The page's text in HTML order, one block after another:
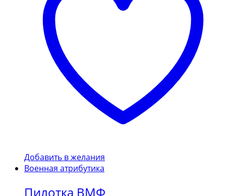
Добавить в желания
Военная атрибутика
Пилотка ВМФ